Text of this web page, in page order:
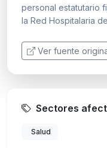
personal estatutario
la Red Hospitalaria
Ver fuente
Sectores
Salud